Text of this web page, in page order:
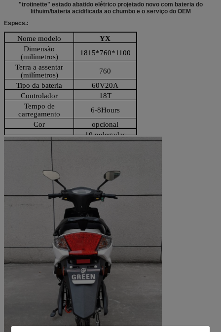
"trotinette" estado abatido elétrico projetado novo com bateria do
lithuim/bateria acidificada ao chumbo e o serviço do OEM
Especs.:
Nome modelo
YX
Dimensão
(milímetros)
1815*760*1100
Terra a assentar
(milímetros)
760
Tipo da bateria
60V20A
Controlador
18T
Tempo de
carregamento
6-8Hours
Cor
opcional
Motor
10 polegadas
2000W
Carga avaliado
Tamanhos da roda
3.0-10
Base de roda
1320
tipo do freio
Disco
Espaldar traseiro do